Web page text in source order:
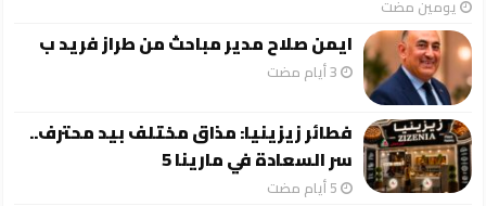
‏يومين مضت
ايمن صلاح مدير مباحث من طراز فريد ب
فطائر زيزينيا: مذاق مختلف بيد محترف..
سر السعادة في مارينا 5